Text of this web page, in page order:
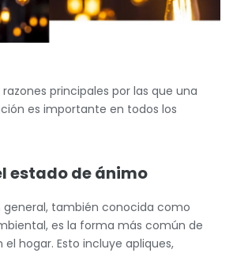
principales por las que una
es importante en todos los
estado de ánimo
general, también conocida como
es la forma más común de
hogar. Esto incluye apliques,